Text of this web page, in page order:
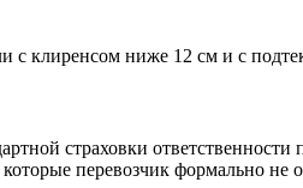
клиренсом ниже 12 см и с
страховки
перевозчик формально не